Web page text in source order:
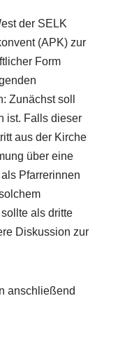
der SELK
(APK) zur
Form
Zunächst soll
ist. Falls dieser
aus der Kirche
über eine
Pfarrerinnen
als dritte
Diskussion zur
anschließend